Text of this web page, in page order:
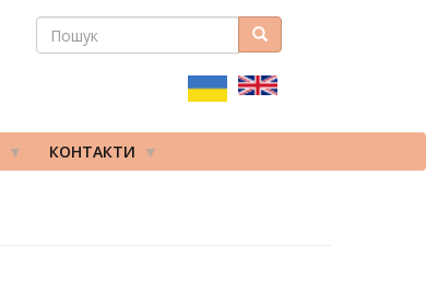
ПОШУКОВА
ПОШУК Пошук
КОНТАКТИ